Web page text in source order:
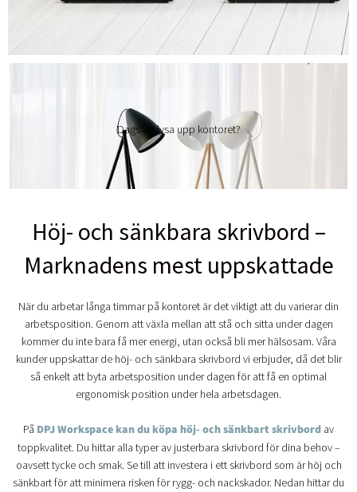
Dags att lysa upp kontoret?
Höj- och sänkbara skrivbord –
Marknadens mest uppskattade
När du arbetar långa timmar på kontoret är det viktigt att du varierar din
arbetsposition. Genom att växla mellan att stå och sitta under dagen
kommer du inte bara få mer energi, utan också bli mer hälsosam. Våra
kunder uppskattar de höj- och sänkbara skrivbord vi erbjuder, då det blir
så enkelt att byta arbetsposition under dagen för att få en optimal
ergonomisk position under hela arbetsdagen.
På DPJ Workspace kan du köpa höj- och sänkbart skrivbord av
toppkvalitet. Du hittar alla typer av justerbara skrivbord för dina behov –
oavsett tycke och smak. Se till att investera i ett skrivbord som är höj och
sänkbart för att minimera risken för rygg- och nackskador. Nedan hittar du